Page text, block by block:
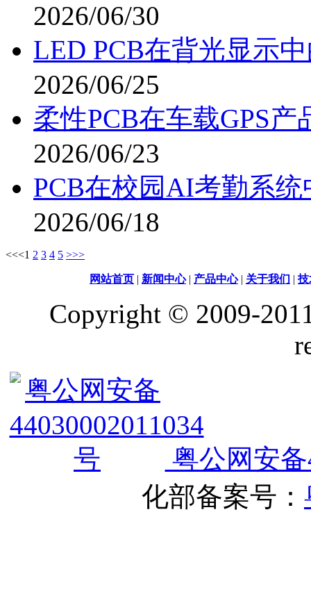
2026/06/30
LED PCB在背光显示
2026/06/25
柔性PCB在车载GPS产
2026/06/23
PCB在校园AI考勤系
2026/06/18
<<<1 2 3 4 5 >>>
网站首页 | 新闻中心| 产品中心| 关于我们 | 技
Copyright © 2009-
粤公网安备
化部备案号：